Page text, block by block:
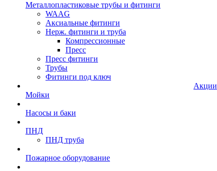
Металлопластиковые трубы и фитинги
WAAG
Аксиальные фитинги
Нерж. фитинги и труба
Компрессионные
Пресс
Пресс фитинги
Трубы
Фитинги под ключ
Мойки
Насосы и баки
ПНД
ПНД труба
Пожарное оборудование
Акции